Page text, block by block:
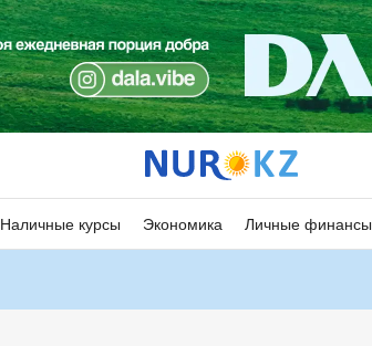
Наличные курсы Экономика Личные финансы